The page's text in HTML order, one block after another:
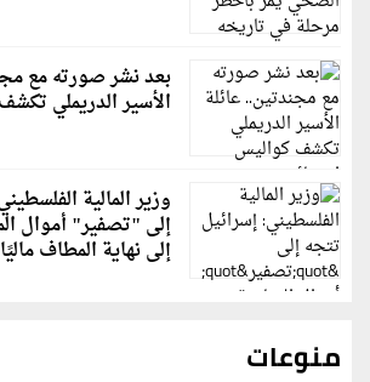
بعد نشر صورته مع
الأسير الدريملي
وزير المالية
إلى "تصفير" أموال
إلى نهاية المطاف ماليًا
منوعات